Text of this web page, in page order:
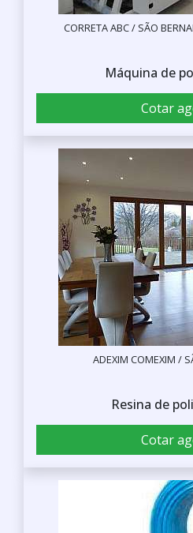
CORRETA ABC / SÃO
Máquina de
Cotar
ADEXIM COMEXIM /
Resina de
Cotar